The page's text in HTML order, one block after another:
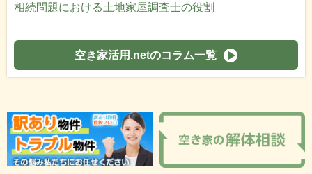
相続問題における土地家屋調査士の役割
空き家活用.netのコラム一覧